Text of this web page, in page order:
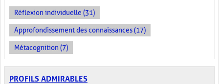
Réflexion individuelle (31)
Approfondissement des connaissances (17)
Métacognition (7)
PROFILS ADMIRABLES